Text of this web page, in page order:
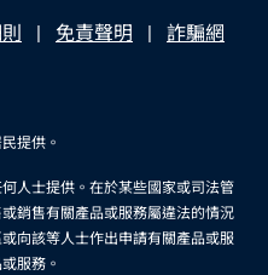
免責聲明
詐騙網
提供。
人士提供。在於某些國家或司法管
銷售有關產品或服務屬違法的情況
向該等人士作出申請有關產品或服
服務。